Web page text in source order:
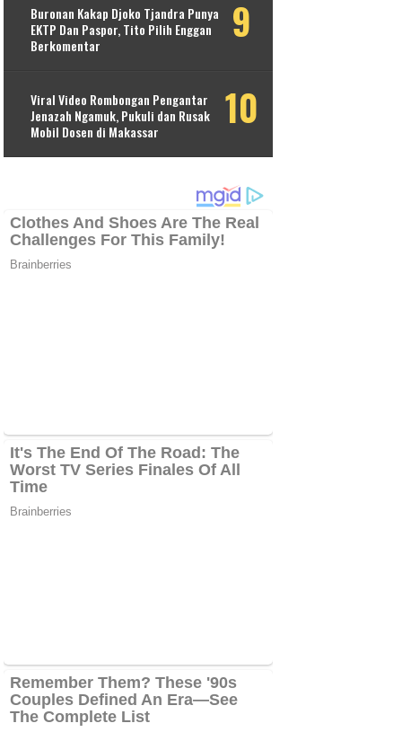
Buronan Kakap Djoko Tjandra Punya
EKTP Dan Paspor, Tito Pilih Enggan
Berkomentar
Viral Video Rombongan Pengantar
Jenazah Ngamuk, Pukuli dan Rusak
Mobil Dosen di Makassar